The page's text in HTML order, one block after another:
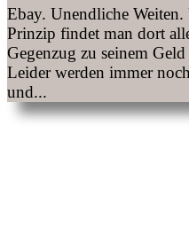
Ebay. Unendliche
Prinzip findet man dort
Gegenzug zu seinem
Leider werden immer
und...